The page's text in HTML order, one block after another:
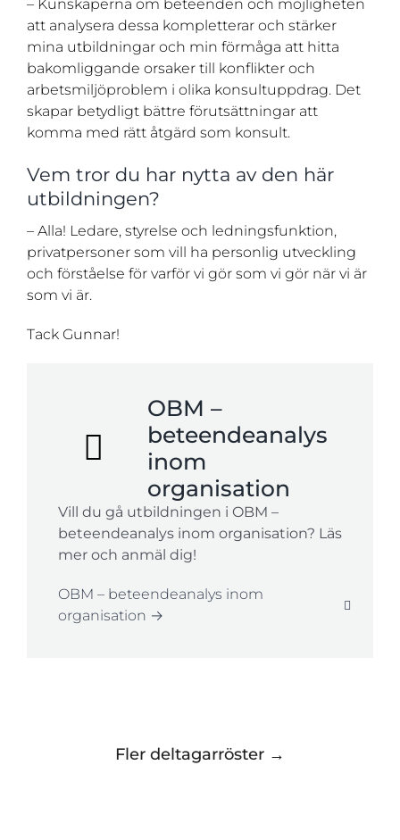
– Kunskaperna om beteenden och möjligheten
att analysera dessa kompletterar och stärker
mina utbildningar och min förmåga att hitta
bakomliggande orsaker till konflikter och
arbetsmiljöproblem i olika konsultuppdrag. Det
skapar betydligt bättre förutsättningar att
komma med rätt åtgärd som konsult.
Vem tror du har nytta av den här
utbildningen?
– Alla! Ledare, styrelse och ledningsfunktion,
privatpersoner som vill ha personlig utveckling
och förståelse för varför vi gör som vi gör när vi är
som vi är.
Tack Gunnar!
OBM –
beteendeanalys
inom
organisation
Vill du gå utbildningen i OBM –
beteendeanalys inom organisation? Läs
mer och anmäl dig!
OBM – beteendeanalys inom
organisation →
Fler deltagarröster →